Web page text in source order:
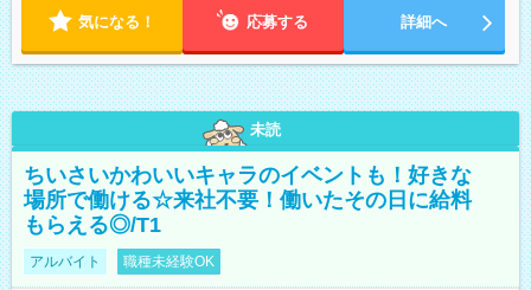
気になる！ 応募する 詳細へ
未読
ちいさいかわいいキャラのイベントも！好きな
場所で働ける☆来社不要！働いたその日に給料
もらえる◎/T1
アルバイト 職種未経験OK